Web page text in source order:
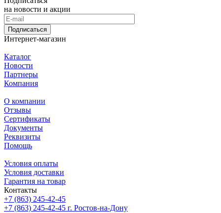
на новости и акции
Подписаться
Интернет-магазин
Каталог
Новости
Партнеры
Компания
О компании
Отзывы
Сертификаты
Документы
Реквизиты
Помощь
Условия оплаты
Условия доставки
Гарантия на товар
Контакты
+7 (863) 245-42-45
+7 (863) 245-42-45 г. Ростов-на-Дону